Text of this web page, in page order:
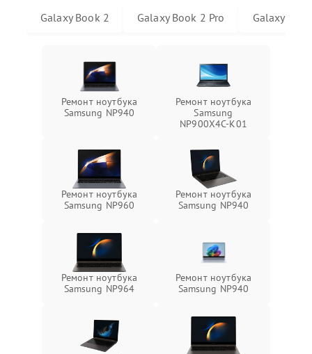
Galaxy Book 2 Galaxy Book 2 Pro Galaxy
Ремонт ноутбука
Samsung NP940
Ремонт ноутбука
Samsung
NP900X4C-K01
Ремонт ноутбука
Samsung NP960
Ремонт ноутбука
Samsung NP940
Ремонт ноутбука
Samsung NP964
Ремонт ноутбука
Samsung NP940